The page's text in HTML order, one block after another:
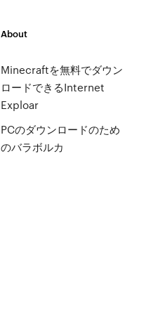
About
Minecraftを無料でダウン
ロードできるInternet
Exploar
PCのダウンロードのため
のバラボルカ